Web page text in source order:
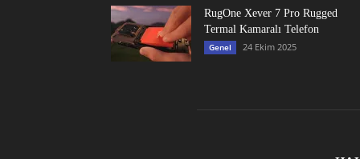
RugOne Xever 7 Pro Rugged
Termal Kamaralı Telefon
Genel 24 Ekim 2025